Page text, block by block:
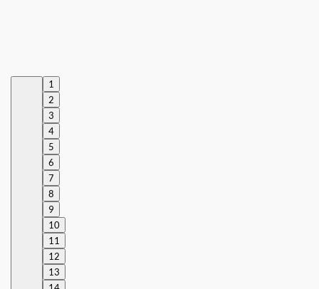
1
2
3
4
5
6
7
8
9
10
11
12
13